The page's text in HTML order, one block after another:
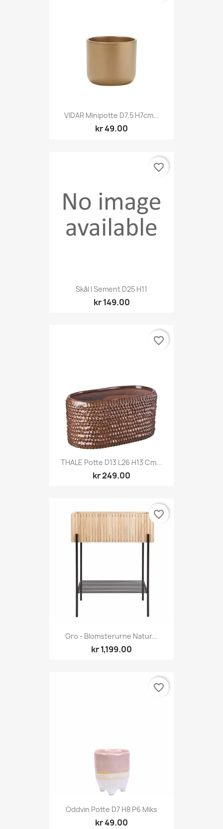
VIDAR Minipotte D7,5 H7cm...
kr 49.00
Skål I Sement D25 H11
kr 149.00
favorite_border
THALE Potte D13 L26 H13 Cm...
kr 249.00
favorite_border
Gro - Blomsterurne Natur...
kr 1,199.00
favorite_border
Oddvin Potte D7 H8 P6 Miks
kr 49.00
favorite_border